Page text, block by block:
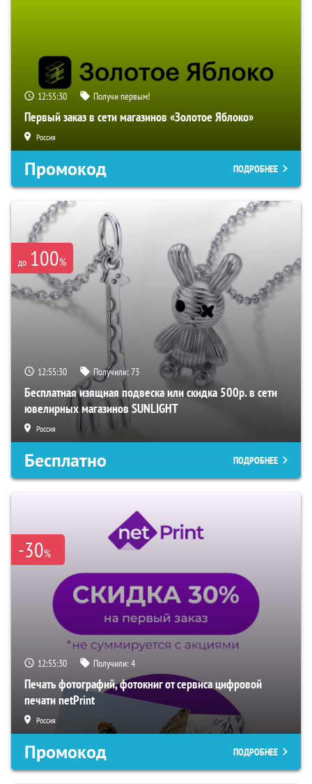
12:55:29 Получи первым!
Первый заказ в сети магазинов «Золотое Яблоко»
Россия
Промокод ПОДРОБНЕЕ
до 100%
12:55:29 Получили:73
Бесплатная изящная подвеска или скидка 500р. в сети
ювелирных магазинов SUNLIGHT
Россия
Бесплатно ПОДРОБНЕЕ
-30%
12:55:29 Получили:4
Печать фотографий, фотокниг от сервиса цифровой
печати netPrint
Россия
Промокод ПОДРОБНЕЕ